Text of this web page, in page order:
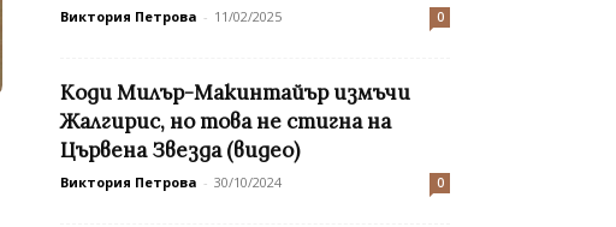
Виктория Петрова - 11/02/2025 0
Коди Милър-Макинтайър измъчи
Жалгирис, но това не стигна на
Цървена Звезда (видео)
Виктория Петрова - 30/10/2024 0